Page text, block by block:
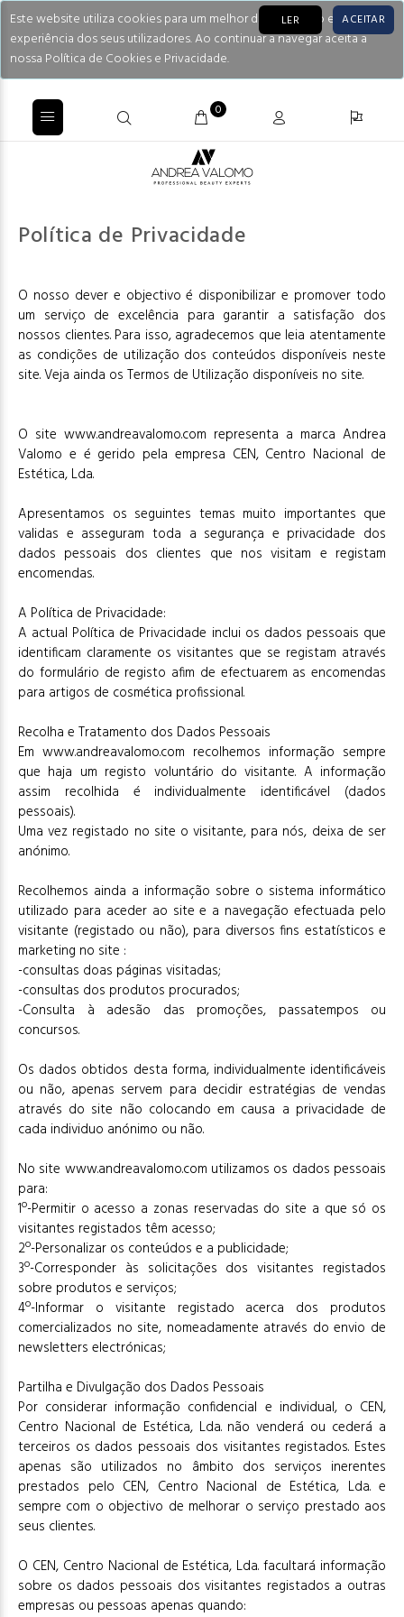
Este website utiliza cookies para um melhor desempenho e
experiência dos seus utilizadores. Ao continuar a navegar aceita a
nossa Política de Cookies e Privacidade.
LER ACEITAR
0
Política de Privacidade
O nosso dever e objectivo é disponibilizar e promover todo
um serviço de excelência para garantir a satisfação dos
nossos clientes. Para isso, agradecemos que leia atentamente
as condições de utilização dos conteúdos disponíveis neste
site. Veja ainda os Termos de Utilização disponíveis no site.
O site www.andreavalomo.com representa a marca Andrea
Valomo e é gerido pela empresa CEN, Centro Nacional de
Estética, Lda.
Apresentamos os seguintes temas muito importantes que
validas e asseguram toda a segurança e privacidade dos
dados pessoais dos clientes que nos visitam e registam
encomendas.
A Política de Privacidade:
A actual Política de Privacidade inclui os dados pessoais que
identificam claramente os visitantes que se registam através
do formulário de registo afim de efectuarem as encomendas
para artigos de cosmética profissional.
Recolha e Tratamento dos Dados Pessoais
Em www.andreavalomo.com recolhemos informação sempre
que haja um registo voluntário do visitante. A informação
assim recolhida é individualmente identificável (dados
pessoais).
Uma vez registado no site o visitante, para nós, deixa de ser
anónimo.
Recolhemos ainda a informação sobre o sistema informático
utilizado para aceder ao site e a navegação efectuada pelo
visitante (registado ou não), para diversos fins estatísticos e
marketing no site :
-consultas doas páginas visitadas;
-consultas dos produtos procurados;
-Consulta à adesão das promoções, passatempos ou
concursos.
Os dados obtidos desta forma, individualmente identificáveis
ou não, apenas servem para decidir estratégias de vendas
através do site não colocando em causa a privacidade de
cada individuo anónimo ou não.
No site www.andreavalomo.com utilizamos os dados pessoais
para:
1º-Permitir o acesso a zonas reservadas do site a que só os
visitantes registados têm acesso;
2º-Personalizar os conteúdos e a publicidade;
3º-Corresponder às solicitações dos visitantes registados
sobre produtos e serviços;
4º-Informar o visitante registado acerca dos produtos
comercializados no site, nomeadamente através do envio de
newsletters electrónicas;
Partilha e Divulgação dos Dados Pessoais
Por considerar informação confidencial e individual, o CEN,
Centro Nacional de Estética, Lda. não venderá ou cederá a
terceiros os dados pessoais dos visitantes registados. Estes
apenas são utilizados no âmbito dos serviços inerentes
prestados pelo CEN, Centro Nacional de Estética, Lda. e
sempre com o objectivo de melhorar o serviço prestado aos
seus clientes.
O CEN, Centro Nacional de Estética, Lda. facultará informação
sobre os dados pessoais dos visitantes registados a outras
empresas ou pessoas apenas quando: